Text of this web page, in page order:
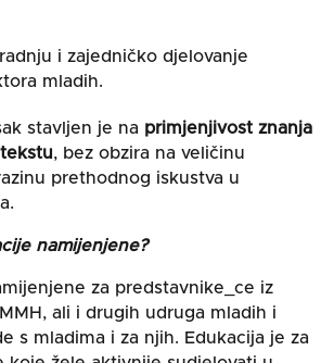
i zajedničko djelovanje
mladih.
stavljen je na primjenjivost znanja
, bez obzira na veličinu
prethodnog iskustva u
namijenjene?
za predstavnike_ce iz
ali i drugih udruga mladih i
s mladima i za njih. Edukacija je za